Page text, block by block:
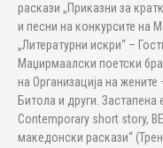
раскази „Приказни за
и песни на конкурсите на
„Литературни искри“ –
Маџирмаалски поетски
на Организација на
Битола и други. Застапена
Contemporary short story,
македонски раскази“